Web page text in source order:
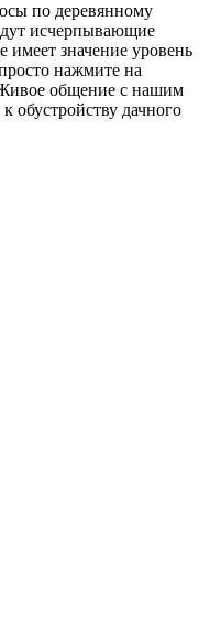
по деревянному
исчерпывающие
значение уровень
нажмите на
общение с нашим
обустройству дачного